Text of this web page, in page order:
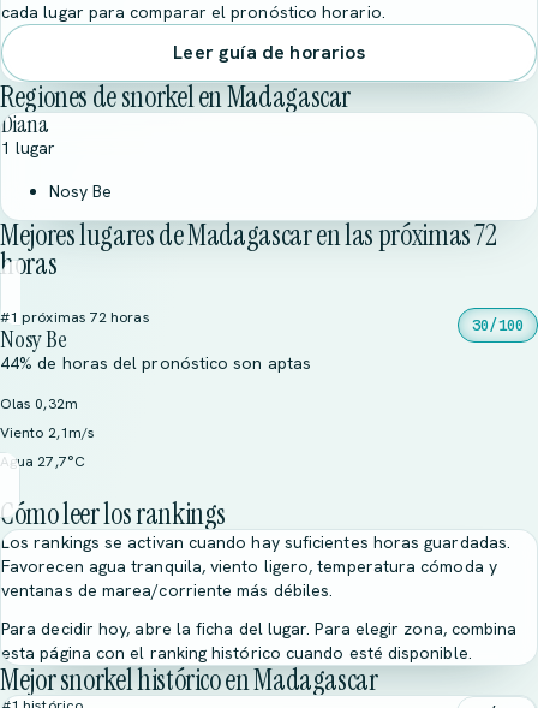
cada lugar para comparar el pronóstico horario.
Leer guía de horarios
Regiones de snorkel en Madagascar
Diana
1 lugar
Nosy Be
Mejores lugares de Madagascar en las próximas 72
horas
#1 próximas 72 horas
Nosy Be
44% de horas del pronóstico son aptas
30/100
Olas 0,32m
Viento 2,1m/s
Agua 27,7°C
Cómo leer los rankings
Los rankings se activan cuando hay suficientes horas guardadas.
Favorecen agua tranquila, viento ligero, temperatura cómoda y
ventanas de marea/corriente más débiles.
Para decidir hoy, abre la ficha del lugar. Para elegir zona, combina
esta página con el ranking histórico cuando esté disponible.
Mejor snorkel histórico en Madagascar